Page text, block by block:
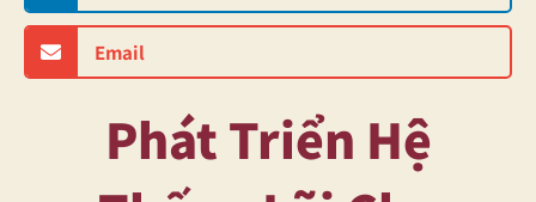
Email
Phát Triển Hệ